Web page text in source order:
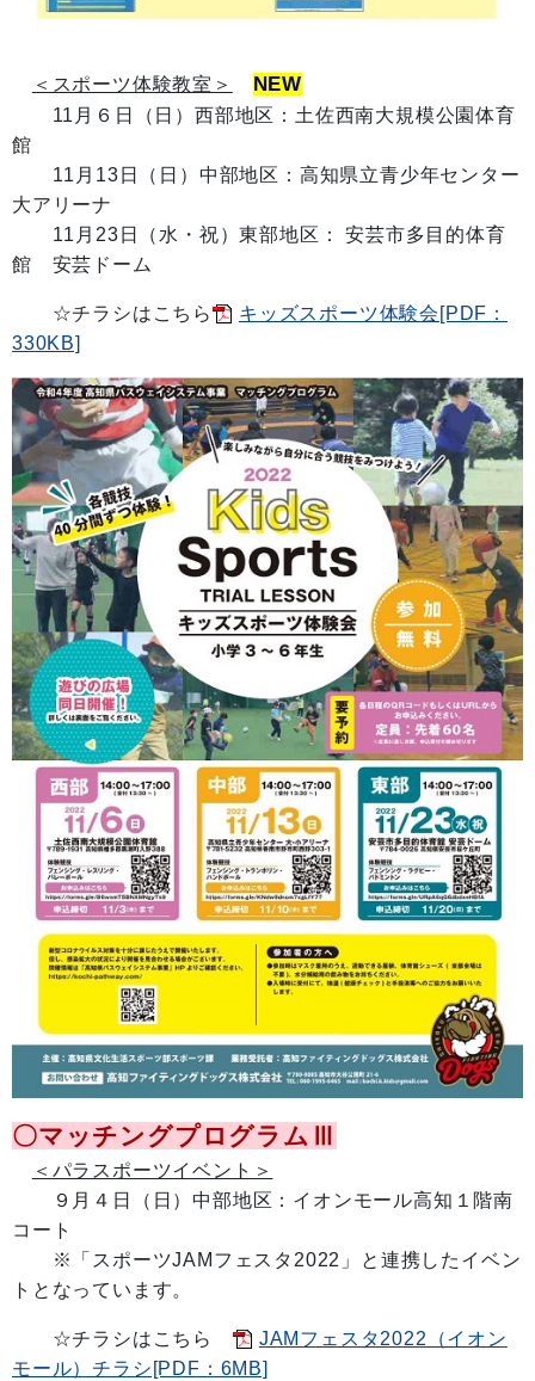
＜スポーツ体験教室＞ NEW
11月６日（日）西部地区：土佐西南大規模公園体育
館
11月13日（日）中部地区：高知県立青少年センター
大アリーナ
11月23日（水・祝）東部地区： 安芸市多目的体育
館 安芸ドーム
☆チラシはこちら
キッズスポーツ体験会[PDF：
330KB]
〇マッチングプログラムⅢ
＜パラスポーツイベント＞
９月４日（日）中部地区：イオンモール高知１階南
コート
※「スポーツJAMフェスタ2022」と連携したイベン
トとなっています。
☆チラシはこちら
JAMフェスタ2022（イオン
モール）チラシ[PDF：6MB]